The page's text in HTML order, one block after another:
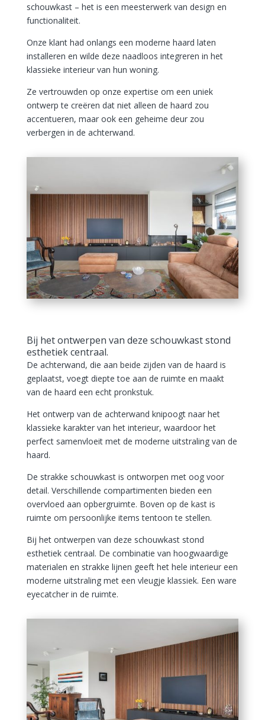
schouwkast – het is een meesterwerk van design en
functionaliteit.
Onze klant had onlangs een moderne haard laten
installeren en wilde deze naadloos integreren in het
klassieke interieur van hun woning.
Ze vertrouwden op onze expertise om een uniek
ontwerp te creëren dat niet alleen de haard zou
accentueren, maar ook een geheime deur zou
verbergen in de achterwand.
Bij het ontwerpen van deze schouwkast stond
esthetiek centraal.
De achterwand, die aan beide zijden van de haard is
geplaatst, voegt diepte toe aan de ruimte en maakt
van de haard een echt pronkstuk.
Het ontwerp van de achterwand knipoogt naar het
klassieke karakter van het interieur, waardoor het
perfect samenvloeit met de moderne uitstraling van de
haard.
De strakke schouwkast is ontworpen met oog voor
detail. Verschillende compartimenten bieden een
overvloed aan opbergruimte. Boven op de kast is
ruimte om persoonlijke items tentoon te stellen.
Bij het ontwerpen van deze schouwkast stond
esthetiek centraal. De combinatie van hoogwaardige
materialen en strakke lijnen geeft het hele interieur een
moderne uitstraling met een vleugje klassiek. Een ware
eyecatcher in de ruimte.